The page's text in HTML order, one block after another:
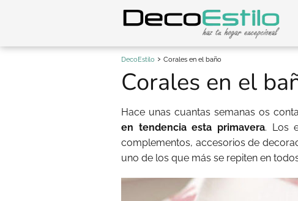
DecoEstilo Corales en el baño
Corales en el
Hace unas cuantas semanas os
en tendencia esta primavera. Los
complementos, accesorios de
uno de los que más se repiten en